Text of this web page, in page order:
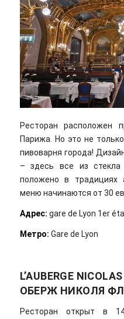
Ресторан расположен
Парижа. Но это не
пивоварня города!
– здесь все из
положено в традициях
меню начинаются от 30
Адрес: gare de Lyon 1er
Метро: Gare de Lyon
L’AUBERGE
ОБЕРЖ НИКОЛЯ
Ресторан открыт в